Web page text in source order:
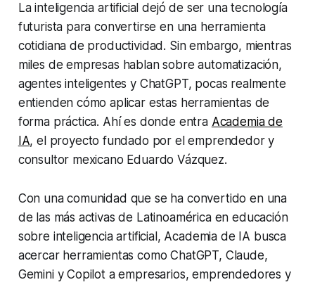
La inteligencia artificial dejó de ser una tecnología
futurista para convertirse en una herramienta
cotidiana de productividad. Sin embargo, mientras
miles de empresas hablan sobre automatización,
agentes inteligentes y ChatGPT, pocas realmente
entienden cómo aplicar estas herramientas de
forma práctica. Ahí es donde entra Academia de
IA, el proyecto fundado por el emprendedor y
consultor mexicano Eduardo Vázquez.
Con una comunidad que se ha convertido en una
de las más activas de Latinoamérica en educación
sobre inteligencia artificial, Academia de IA busca
acercar herramientas como ChatGPT, Claude,
Gemini y Copilot a empresarios, emprendedores y